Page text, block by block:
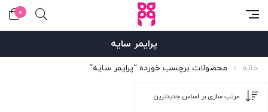
0
پرایمر سایه
خانه محصولات برچسب خورده “پرایمر سایه”